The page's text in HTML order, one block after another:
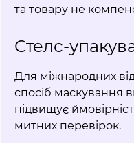
та товару не
Стелс-
Для міжнародних
спосіб маскування
підвищує
митних перевірок.